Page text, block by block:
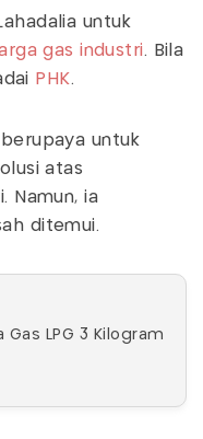
untuk
gas industri. Bila
PHK.
untuk
atas
Namun, ia
ditemui.
LPG 3 Kilogram